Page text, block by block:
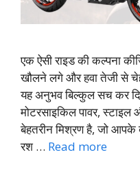
एक ऐसी राइड की कल्पना
खौलने लगे और हवा तेजी से
यह अनुभव बिल्कुल सच कर
मोटरसाइकिल पावर,
बेहतरीन मिश्रण है, जो
रश … Read more